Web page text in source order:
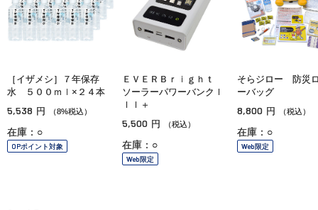
［イザメシ］７年保存
水 ５００ｍｌ×２４本
5,538 円 （8%税込）
在庫：○
OPポイント対象
ＥＶＥＲＢｒｉｇｈｔ
ソーラーパワーバンクＩ
ＩＩ＋
5,500 円 （税込）
在庫：○
Web限定
そらジロー 防災
ーバッグ
8,800 円 （税込）
在庫：○
Web限定